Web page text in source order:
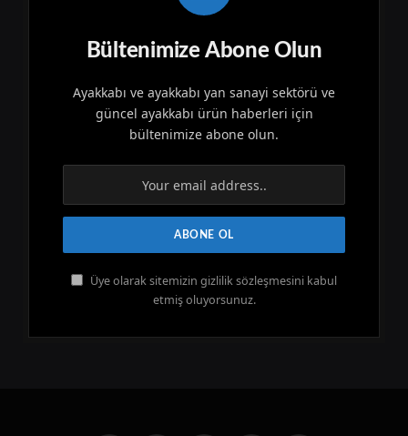
Bültenimize Abone Olun
Ayakkabı ve ayakkabı yan sanayi sektörü ve
güncel ayakkabı ürün haberleri için
bültenimize abone olun.
Üye olarak sitemizin gizlilik sözleşmesini kabul
etmiş oluyorsunuz.